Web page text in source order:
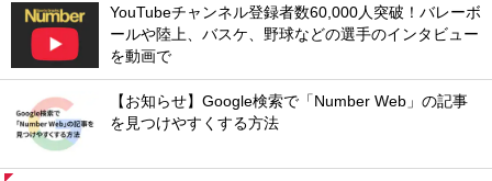
YouTubeチャンネル登録者数60,000人突破！バレーボ
ールや陸上、バスケ、野球などの選手のインタビュー
を動画で
【お知らせ】Google検索で「Number Web」の記事
を見つけやすくする方法